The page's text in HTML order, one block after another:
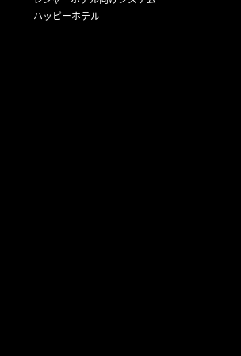
ハッピーホテル